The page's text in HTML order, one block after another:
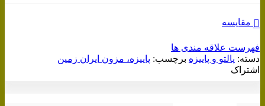
مقایسه
فهرست علاقه مندی ها
دسته: پالتو و پاییزه برچسب: پاییزه، مزون ایران زمین
اشتراک